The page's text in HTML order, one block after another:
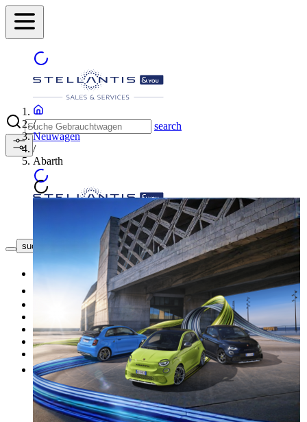
search
suche button - icon Händler finden
Neuwagen
Gebrauchtwagen
Top Angebote
Unsere Marken
Werkstatt
Fahrzeug verkaufen
Mehr
/
Neuwagen
/
Abarth